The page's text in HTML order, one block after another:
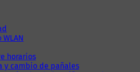
horarios
y cambio de pañales